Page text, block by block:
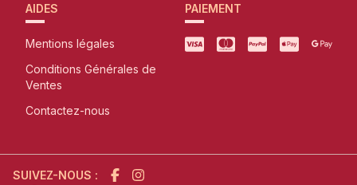
AIDES
Mentions légales
Conditions Générales de
Ventes
Contactez-nous
PAIEMENT
SUIVEZ-NOUS :